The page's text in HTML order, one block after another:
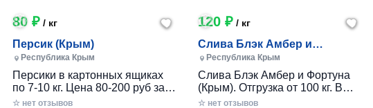
80 ₽ / кг
Персик (Крым)
Республика Крым
Персики в картонных ящиках
по 7-10 кг. Цена 80-200 руб за 1
кг в зависимости от размера и
☆ нет отзывов
120 ₽/ кг
Слива Блэк Амбер и
Фортуна (Крым)
Республика Крым
Слива Блэк Амбер и Фортуна
(Крым). Отгрузка от 100 кг. В
картонном ящике по 7-10 кг.
☆ нет отзывов